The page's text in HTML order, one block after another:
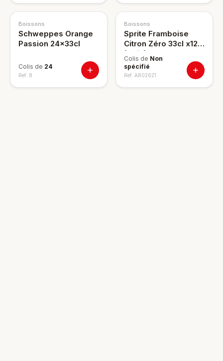
Boissons
Schweppes Orange
Passion 24x33cl
Colis de 24
Ref. 8
Boissons
Sprite Framboise
Citron Zéro 33cl x12
(Asie)
Colis de Non
spécifié
Ref. AR02621